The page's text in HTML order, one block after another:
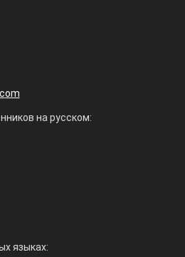
на русском:
языках: